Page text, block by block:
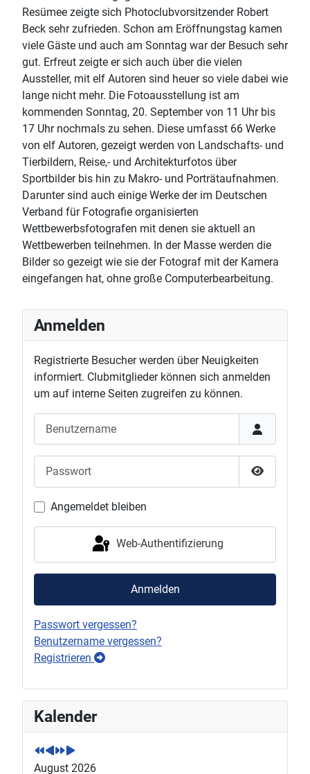
Anmelden
Registrierte Besucher werden über Neuigkeiten
informiert. Clubmitglieder können sich anmelden
um auf interne Seiten zugreifen zu können.
Passwort
Angemeldet bleiben
Web-Authentifizierung
Anmelden
Passwort vergessen?
Benutzername vergessen?
Registrieren
Kalender
P
r
e
v
i
P
r
e
v
i
N
e
x
t
Y
N
e
x
t
M
August 2026
Resümee zeigte sich Photoclubvorsitzender Robert
Beck sehr zufrieden. Schon am Eröffnungstag kamen
viele Gäste und auch am Sonntag war der Besuch sehr
gut. Erfreut zeigte er sich auch über die vielen
Aussteller, mit elf Autoren sind heuer so viele dabei wie
lange nicht mehr. Die Fotoausstellung ist am
kommenden Sonntag, 20. September von 11 Uhr bis
17 Uhr nochmals zu sehen. Diese umfasst 66 Werke
von elf Autoren, gezeigt werden von Landschafts- und
Tierbildern, Reise,- und Architekturfotos über
Sportbilder bis hin zu Makro- und Porträtaufnahmen.
Darunter sind auch einige Werke der im Deutschen
Verband für Fotografie organisierten
Wettbewerbsfotografen mit denen sie aktuell an
Wettbewerben teilnehmen. In der Masse werden die
Bilder so gezeigt wie sie der Fotograf mit der Kamera
eingefangen hat, ohne große Computerbearbeitung.